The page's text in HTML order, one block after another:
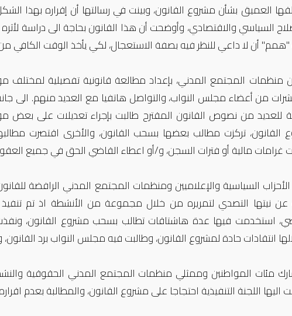
العميق بشأن مشروع القانون، وبينت في رسالتها أن إقراره بهذا
السياسي والاقتصادي، وأوضحت أن هذا القانون بحاجة الى دراسة
"همم" أن لا داعي للنظر فيه بصفة الاستعجال، لكي يأخذ الوقت الكافي
المجتمع المدني، بإعداد مطالعة قانونية تفصيلية لمختلف
من أعضاء مجلس النواب، والتواصل هاتفيا مع العديد منهم. الى
للعديد من نصوص القانون المقترح طالبت بإجراء تعديلات على
القانون، تركزت مطالب بعضها بسحب القانون، والأخرى اقتصرت
غرامات مالية أو فترات السجن، و/أو اعطاء القاضي الحق في جميع
السياسية والإعلاميين ومنظمات المجتمع المدني الرافضة
عن نيتها التصدي لتمريره من خلال مجموعة من الأنشطة اذ تم
استخدمت فيها عدة هاشتاقات تطالب بسحب مشروع القانون،
انتقادات حادة لمشروع القانون، وطالبت فيه مجلس النواب برد
مئات المواطنين وممثلي منظمات المجتمع المدني الحقوقية
اللجنة التنفيذية احتجاجا على مشروع القانون، والمطالبة بعدم